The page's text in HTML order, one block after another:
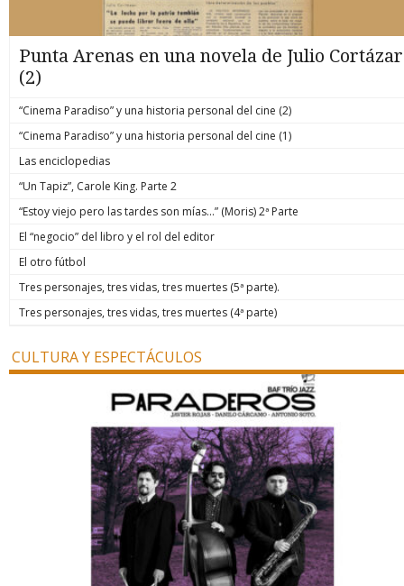
Punta Arenas en una novela de Julio Cortázar
(2)
“Cinema Paradiso” y una historia personal del cine (2)
“Cinema Paradiso” y una historia personal del cine (1)
Las enciclopedias
“Un Tapiz”, Carole King. Parte 2
“Estoy viejo pero las tardes son mías…” (Moris) 2ª Parte
El “negocio” del libro y el rol del editor
El otro fútbol
Tres personajes, tres vidas, tres muertes (5ª parte).
Tres personajes, tres vidas, tres muertes (4ª parte)
CULTURA Y ESPECTÁCULOS